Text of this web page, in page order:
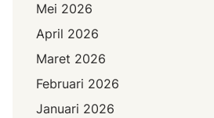
Mei 2026
April 2026
Maret 2026
Februari 2026
Januari 2026